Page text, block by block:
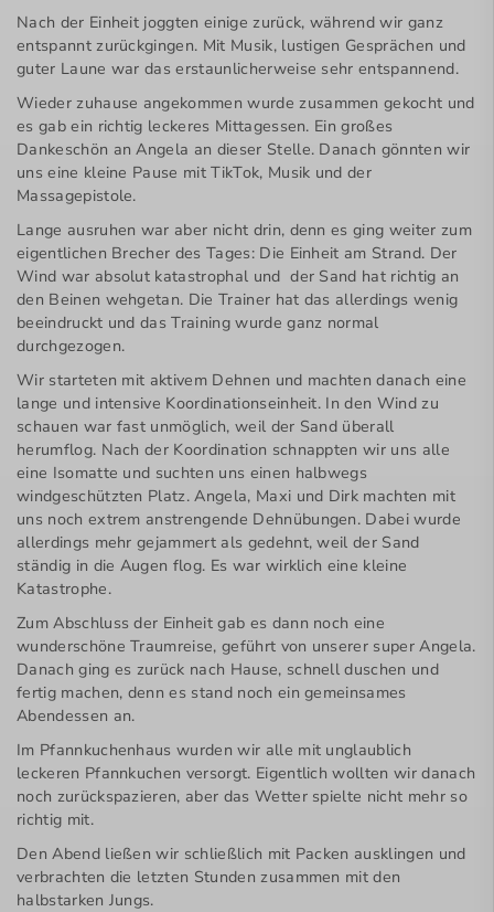
Nach der Einheit joggten einige zurück, während wir ganz
entspannt zurückgingen. Mit Musik, lustigen Gesprächen und
guter Laune war das erstaunlicherweise sehr entspannend.
Wieder zuhause angekommen wurde zusammen gekocht und
es gab ein richtig leckeres Mittagessen. Ein großes
Dankeschön an Angela an dieser Stelle. Danach gönnten wir
uns eine kleine Pause mit TikTok, Musik und der
Massagepistole.
Lange ausruhen war aber nicht drin, denn es ging weiter zum
eigentlichen Brecher des Tages: Die Einheit am Strand. Der
Wind war absolut katastrophal und der Sand hat richtig an
den Beinen wehgetan. Die Trainer hat das allerdings wenig
beeindruckt und das Training wurde ganz normal
durchgezogen.
Wir starteten mit aktivem Dehnen und machten danach eine
lange und intensive Koordinationseinheit. In den Wind zu
schauen war fast unmöglich, weil der Sand überall
herumflog. Nach der Koordination schnappten wir uns alle
eine Isomatte und suchten uns einen halbwegs
windgeschützten Platz. Angela, Maxi und Dirk machten mit
uns noch extrem anstrengende Dehnübungen. Dabei wurde
allerdings mehr gejammert als gedehnt, weil der Sand
ständig in die Augen flog. Es war wirklich eine kleine
Katastrophe.
Zum Abschluss der Einheit gab es dann noch eine
wunderschöne Traumreise, geführt von unserer super Angela.
Danach ging es zurück nach Hause, schnell duschen und
fertig machen, denn es stand noch ein gemeinsames
Abendessen an.
Im Pfannkuchenhaus wurden wir alle mit unglaublich
leckeren Pfannkuchen versorgt. Eigentlich wollten wir danach
noch zurückspazieren, aber das Wetter spielte nicht mehr so
richtig mit.
Den Abend ließen wir schließlich mit Packen ausklingen und
verbrachten die letzten Stunden zusammen mit den
halbstarken Jungs.